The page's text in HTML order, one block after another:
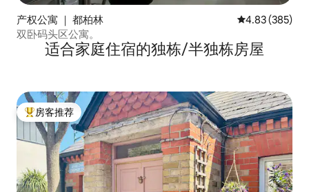
产权公寓 ｜ 都柏林 平均评分 4.83
4.83 (385)
双卧码头区公寓。
适合家庭住宿的独栋/半独栋房屋
热门「房客推荐」
房客推荐